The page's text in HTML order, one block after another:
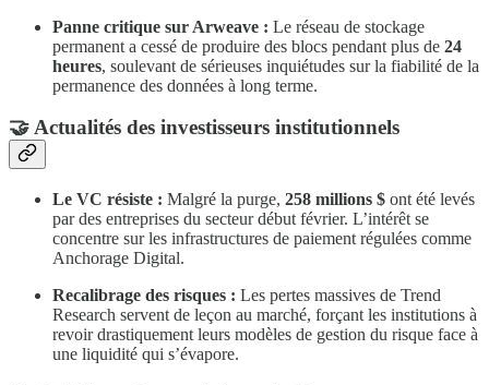
Panne critique sur Arweave : Le réseau de stockage
permanent a cessé de produire des blocs pendant plus de 24
heures, soulevant de sérieuses inquiétudes sur la fiabilité de la
permanence des données à long terme.
​🤝 Actualités des investisseurs institutionnels
Le VC résiste : Malgré la purge, 258 millions $ ont été levés
par des entreprises du secteur début février. L’intérêt se
concentre sur les infrastructures de paiement régulées comme
Anchorage Digital.
Recalibrage des risques : Les pertes massives de Trend
Research servent de leçon au marché, forçant les institutions à
revoir drastiquement leurs modèles de gestion du risque face à
une liquidité qui s’évapore.